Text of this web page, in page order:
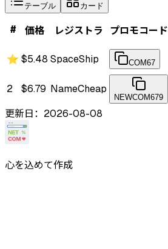
テーブル カード
# 価格 レジストラ プロモコード
⭐ $5.48 SpaceShip COM67
2
$6.79 NameCheap
NEWCOM679
更新日：2026-08-08
心を込めて作成